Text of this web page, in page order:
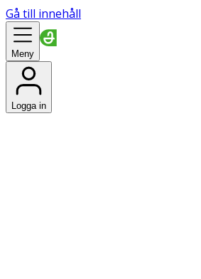
Gå till innehåll
Meny
Logga in